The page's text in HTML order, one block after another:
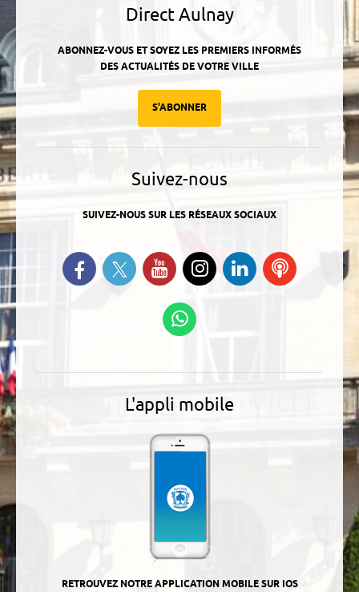
Direct Aulnay
ABONNEZ-VOUS ET SOYEZ LES PREMIERS INFORMÉS
DES ACTUALITÉS DE VOTRE VILLE
S'ABONNER
Suivez-nous
SUIVEZ-NOUS SUR LES RÉSEAUX SOCIAUX
Retrouvez-nous sur Facebook
Suivez-nous sur Twitter
Suivez-nous sur YouTube
Suivez-nous sur
Instagram
Retrouvez-
nous sur
Ecoutez
L'appli mobile
RETROUVEZ NOTRE APPLICATION MOBILE SUR IOS